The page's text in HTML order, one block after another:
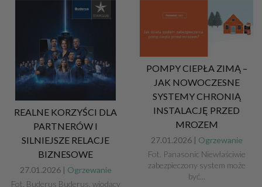
REALNE KORZYŚCI DLA
PARTNERÓW I
SILNIEJSZE RELACJE
BIZNESOWE
27.01.2026 | Ogrzewanie
Fot. Buderus Buderus, wiodący
POMPY CIEPŁA ZIMĄ –
JAK NOWOCZESNE
SYSTEMY CHRONIĄ
INSTALACJĘ PRZED
MROZEM
27.01.2026 | Ogrzewanie
Fot. Panasonic Niewłaściwie
zabezpieczony system może
być...